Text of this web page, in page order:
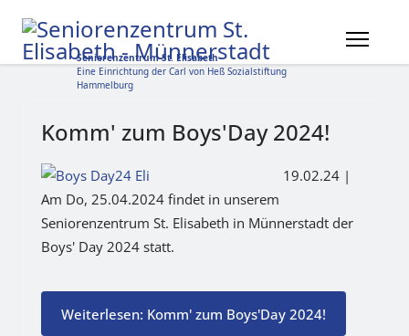
Seniorenzentrum St. Elisabeth
Eine Einrichtung der Carl von Heß Sozialstiftung
Hammelburg
Komm' zum Boys'Day 2024!
19.02.24 |
Am Do, 25.04.2024 findet in unserem
Seniorenzentrum St. Elisabeth in Münnerstadt der
Boys' Day 2024 statt.
Weiterlesen: Komm' zum Boys'Day 2024!